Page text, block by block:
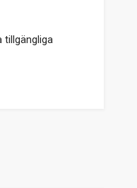
tillgängliga